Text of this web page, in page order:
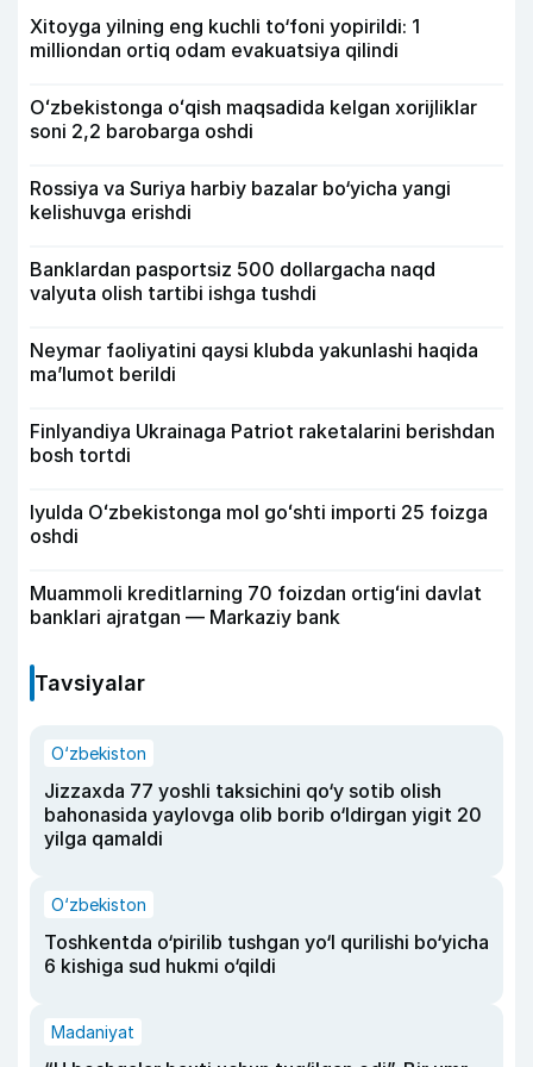
Xitoyga yilning eng kuchli to‘foni yopirildi: 1
milliondan ortiq odam evakuatsiya qilindi
Oʻzbekistonga oʻqish maqsadida kelgan xorijliklar
soni 2,2 barobarga oshdi
Rossiya va Suriya harbiy bazalar bo‘yicha yangi
kelishuvga erishdi
Banklardan pasportsiz 500 dollargacha naqd
valyuta olish tartibi ishga tushdi
Neymar faoliyatini qaysi klubda yakunlashi haqida
ma’lumot berildi
Finlyandiya Ukrainaga Patriot raketalarini berishdan
bosh tortdi
Iyulda Oʻzbekistonga mol goʻshti importi 25 foizga
oshdi
Muammoli kreditlarning 70 foizdan ortigʻini davlat
banklari ajratgan — Markaziy bank
Tavsiyalar
O‘zbekiston
Jizzaxda 77 yoshli taksichini qo‘y sotib olish
bahonasida yaylovga olib borib o‘ldirgan yigit 20
yilga qamaldi
O‘zbekiston
Toshkentda o‘pirilib tushgan yo‘l qurilishi bo‘yicha
6 kishiga sud hukmi o‘qildi
Madaniyat